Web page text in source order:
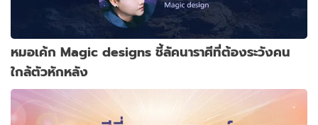
หมอเค้ก Magic designs ชี้ลัคนาราศีที่ต้องระวังคน
ใกล้ตัวหักหลัง